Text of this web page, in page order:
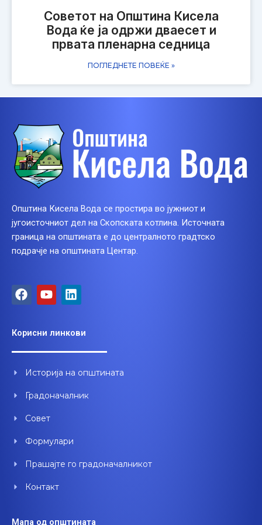
Советот на Општина Кисела
Вода ќе ја одржи дваесет и
првата пленарна седница
ПОГЛЕДНЕТЕ ПОВЕЌЕ »
Општина Кисела Вода се простира во јужниот и
југоисточниот дел на Скопската котлина. Источната
граница на општината е до централното градтско
подрачје на општината Центар.
F
a
b
o
k
Y
o
u
b
L
i
e
d
n
Корисни линкови
Историја на општината
Градоначалник
Совет
Формулари
Прашајте го градоначалникот
Контакт
Мапа од општината